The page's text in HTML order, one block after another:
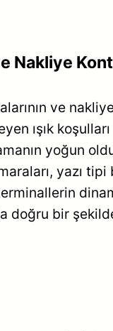
Nakliye
ve
ışık
yoğun
yazı
doğru bir